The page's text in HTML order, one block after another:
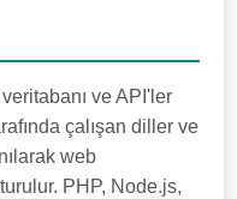
ve API'ler
çalışan diller ve
web
PHP, Node.js,